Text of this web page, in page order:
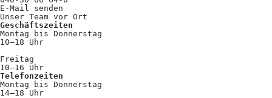
E-Mail senden
Unser Team vor Ort
Geschäftszeiten
Montag bis Donnerstag
10–18 Uhr
Freitag
10–16 Uhr
Telefonzeiten
Montag bis Donnerstag
14–18 Uhr